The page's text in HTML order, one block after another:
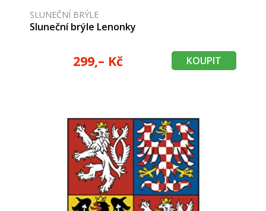
SLUNEČNÍ BRÝLE
Sluneční brýle Lenonky
299,– Kč KOUPIT